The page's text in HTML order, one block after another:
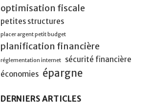
optimisation fiscale
petites structures
placer argent petit budget
planification financière
réglementation internet
sécurité financière
économies épargne
DERNIERS ARTICLES